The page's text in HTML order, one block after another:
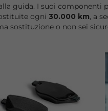
guida. I suoi componenti
ogni 30.000 km, a
sostituzione o non sei